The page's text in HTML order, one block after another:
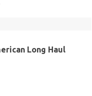
Long Haul